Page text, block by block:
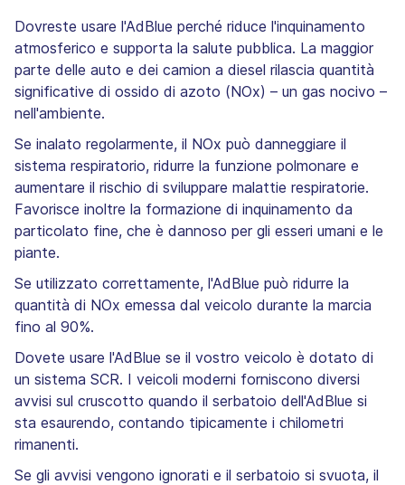
Dovreste usare l'AdBlue perché riduce l'inquinamento
atmosferico e supporta la salute pubblica. La maggior
parte delle auto e dei camion a diesel rilascia quantità
significative di ossido di azoto (NOx) – un gas nocivo –
nell'ambiente.
Se inalato regolarmente, il NOx può danneggiare il
sistema respiratorio, ridurre la funzione polmonare e
aumentare il rischio di sviluppare malattie respiratorie.
Favorisce inoltre la formazione di inquinamento da
particolato fine, che è dannoso per gli esseri umani e le
piante.
Se utilizzato correttamente, l'AdBlue può ridurre la
quantità di NOx emessa dal veicolo durante la marcia
fino al 90%.
Dovete usare l'AdBlue se il vostro veicolo è dotato di
un sistema SCR. I veicoli moderni forniscono diversi
avvisi sul cruscotto quando il serbatoio dell'AdBlue si
sta esaurendo, contando tipicamente i chilometri
rimanenti.
Se gli avvisi vengono ignorati e il serbatoio si svuota, il